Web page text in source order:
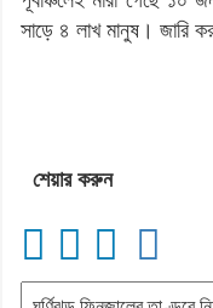
সাড়ে ৪ লাখ মানুষ। জারি
শেয়ার করুন